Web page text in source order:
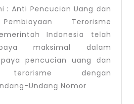
Pencucian
Uang
dan
Pencegahan
Pembiayaan
Terorisme
Diperlukan
: Anti Pencucian Uang dan
Terorisme
Indonesia telah
maksimal dalam
pencucian uang dan
terorisme dengan
Undang Nomor